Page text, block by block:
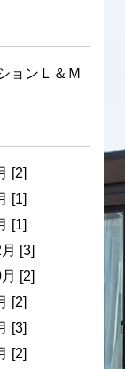
ョンＬ＆Ｍ
[2]
[1]
[1]
[3]
[2]
[2]
[3]
[2]